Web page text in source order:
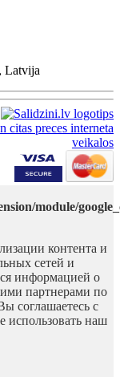
Latvija
module/
контента и
сетей и
информацией о
партнерами по
соглашаетесь с
использовать наш